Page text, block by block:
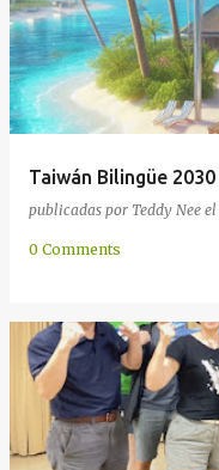
Taiwán Bilingüe 2030
publicadas por Teddy Nee el
0 Comments